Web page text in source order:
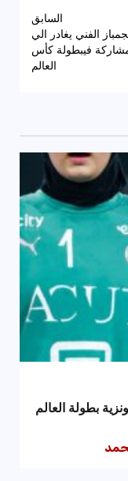
السابق
الفني يغادر الي
فيبطولة كأس
العالم
بطولة العالم